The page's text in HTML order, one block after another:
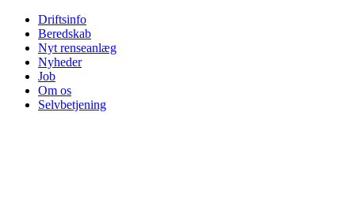
Driftsinfo
Beredskab
Nyt renseanlæg
Nyheder
Job
Om os
Selvbetjening